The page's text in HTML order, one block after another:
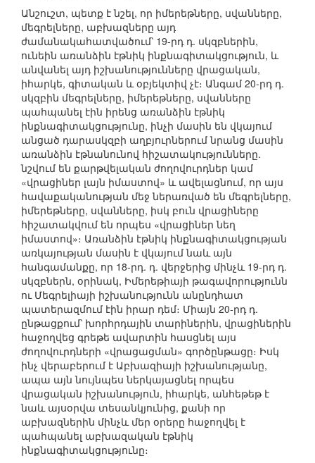
Անշուշտ, պետք է նշել, որ իմերեթները, սվանները,
մեգրելները, աբխազները այդ
ժամանակահատվածում՝ 19-րդ դ. սկզբներին,
ունեին առանձին էթնիկ ինքնագիտակցություն, և
անվանել այդ իշխանությունները վրացական,
իհարկե, գիտական և օբյեկտիվ չէ։ Անգամ 20-րդ դ.
սկզբին մեգրելները, իմերեթները, սվանները
պահպանել էին իրենց առանձին էթնիկ
ինքնագիտակցությունը, ինչի մասին են վկայում
անցած դարասկզբի աղբյուրներում նրանց մասին
առանձին էթնանունով հիշատակությունները.
նշվում են քարթվելական ժողովուրդներ կամ
«վրացիներ լայն իմաստով» և ավելացնում, որ այս
հավաքականության մեջ ներառված են մեգրելները,
իմերեթները, սվանները, իսկ բուն վրացիները
հիշատակվում են որպես «վրացիներ նեղ
իմաստով»։ Առանձին էթնիկ ինքնագիտակցության
առկայության մասին է վկայում նաև այն
հանգամանքը, որ 18-րդ. դ. վերջերից մինչև 19-րդ դ.
սկզբներն, օրինակ, Իմերեթիայի թագավորությունն
ու Մեգրելիայի իշխանությունն անընդհատ
պատերազմում էին իրար դեմ։ Միայն 20-րդ դ.
ընթացքում՝ խորհրդային տարիներին, վրացիներին
հաջողվեց գրեթե ավարտին հասցնել այս
ժողովուրդների «վրացացման» գործընթացը։ Իսկ
ինչ վերաբերում է Աբխազիայի իշխանությանը,
ապա այն նույնպես ներկայացնել որպես
վրացական իշխանություն, իհարկե, անհեթեթ է
նաև այսօրվա տեսանկյունից, քանի որ
աբխազներին մինչև մեր օրերը հաջողվել է
պահպանել աբխազական էթնիկ
ինքնագիտակցությունը։